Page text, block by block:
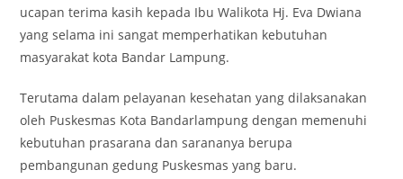
ucapan terima kasih kepada Ibu Walikota Hj. Eva Dwiana
yang selama ini sangat memperhatikan kebutuhan
masyarakat kota Bandar Lampung.
Terutama dalam pelayanan kesehatan yang dilaksanakan
oleh Puskesmas Kota Bandarlampung dengan memenuhi
kebutuhan prasarana dan sarananya berupa
pembangunan gedung Puskesmas yang baru.